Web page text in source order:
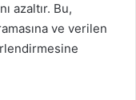
azaltır. Bu,
ve verilen